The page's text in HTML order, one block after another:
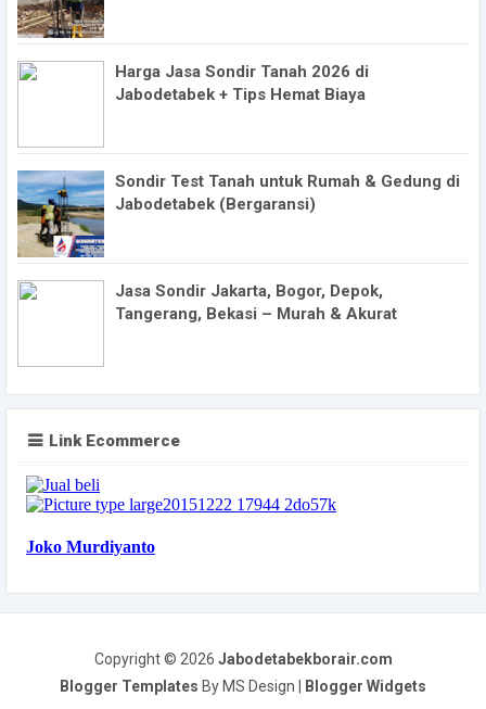
Harga Jasa Sondir Tanah 2026 di
Jabodetabek + Tips Hemat Biaya
Sondir Test Tanah untuk Rumah & Gedung di
Jabodetabek (Bergaransi)
Jasa Sondir Jakarta, Bogor, Depok,
Tangerang, Bekasi – Murah & Akurat
Link Ecommerce
Copyright © 2026 Jabodetabekborair.com
Blogger Templates By MS Design | Blogger Widgets